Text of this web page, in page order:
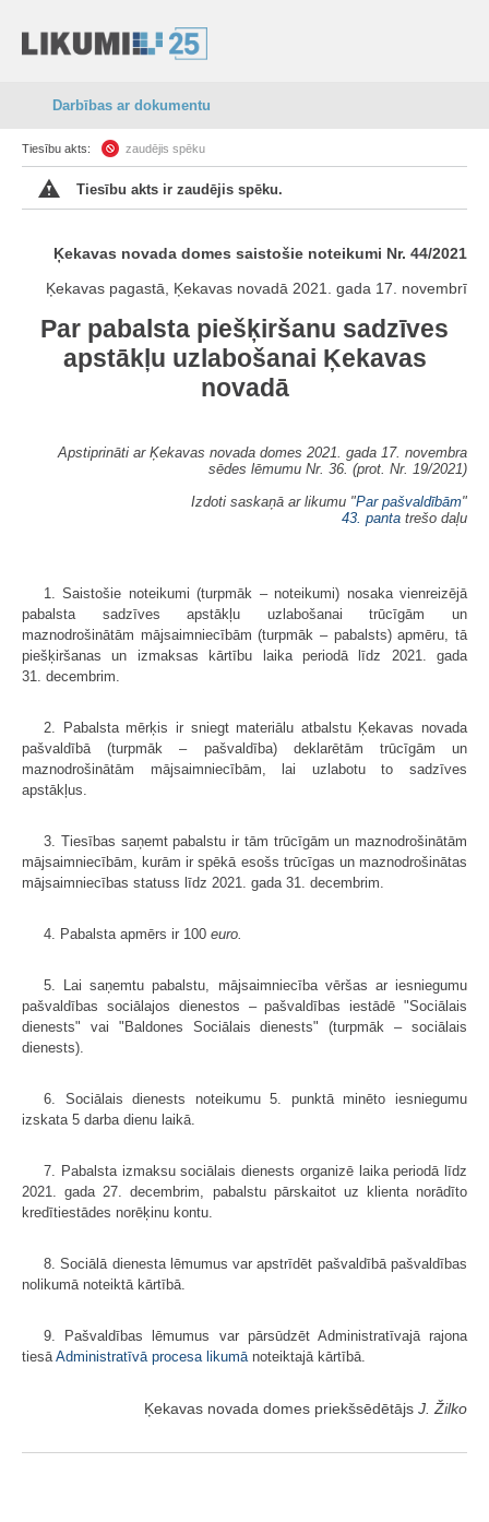
Darbības ar dokumentu
Tiesību akts: zaudējis spēku
Tiesību akts ir zaudējis spēku.
Ķekavas novada domes saistošie noteikumi Nr. 44/2021
Ķekavas pagastā, Ķekavas novadā 2021. gada 17. novembrī
Par pabalsta piešķiršanu sadzīves
apstākļu uzlabošanai Ķekavas
novadā
Apstiprināti ar Ķekavas novada domes 2021. gada 17. novembra
sēdes lēmumu Nr. 36. (prot. Nr. 19/2021)
Izdoti saskaņā ar likumu "Par pašvaldībām"
43. panta trešo daļu
1. Saistošie noteikumi (turpmāk – noteikumi) nosaka vienreizējā
pabalsta sadzīves apstākļu uzlabošanai trūcīgām un
maznodrošinātām mājsaimniecībām (turpmāk – pabalsts) apmēru, tā
piešķiršanas un izmaksas kārtību laika periodā līdz 2021. gada
31. decembrim.
2. Pabalsta mērķis ir sniegt materiālu atbalstu Ķekavas novada
pašvaldībā (turpmāk – pašvaldība) deklarētām trūcīgām un
maznodrošinātām mājsaimniecībām, lai uzlabotu to sadzīves
apstākļus.
3. Tiesības saņemt pabalstu ir tām trūcīgām un maznodrošinātām
mājsaimniecībām, kurām ir spēkā esošs trūcīgas un maznodrošinātas
mājsaimniecības statuss līdz 2021. gada 31. decembrim.
4. Pabalsta apmērs ir 100 euro.
5. Lai saņemtu pabalstu, mājsaimniecība vēršas ar iesniegumu
pašvaldības sociālajos dienestos – pašvaldības iestādē "Sociālais
dienests" vai "Baldones Sociālais dienests" (turpmāk – sociālais
dienests).
6. Sociālais dienests noteikumu 5. punktā minēto iesniegumu
izskata 5 darba dienu laikā.
7. Pabalsta izmaksu sociālais dienests organizē laika periodā līdz
2021. gada 27. decembrim, pabalstu pārskaitot uz klienta norādīto
kredītiestādes norēķinu kontu.
8. Sociālā dienesta lēmumus var apstrīdēt pašvaldībā pašvaldības
nolikumā noteiktā kārtībā.
9. Pašvaldības lēmumus var pārsūdzēt Administratīvajā rajona
tiesā Administratīvā procesa likumā noteiktajā kārtībā.
Ķekavas novada domes priekšsēdētājs J. Žilko